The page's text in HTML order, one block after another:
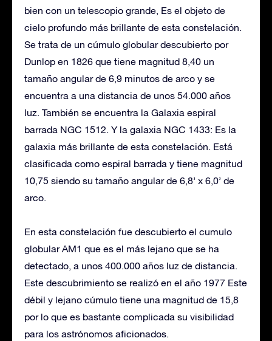
bien con un telescopio grande, Es el objeto de
cielo profundo más brillante de esta constelación.
Se trata de un cúmulo globular descubierto por
Dunlop en 1826 que tiene magnitud 8,40 un
tamaño angular de 6,9 minutos de arco y se
encuentra a una distancia de unos 54.000 años
luz. También se encuentra la Galaxia espiral
barrada NGC 1512. Y la galaxia NGC 1433: Es la
galaxia más brillante de esta constelación. Está
clasificada como espiral barrada y tiene magnitud
10,75 siendo su tamaño angular de 6,8’ x 6,0’ de
arco.
En esta constelación fue descubierto el cumulo
globular AM1 que es el más lejano que se ha
detectado, a unos 400.000 años luz de distancia.
Este descubrimiento se realizó en el año 1977 Este
débil y lejano cúmulo tiene una magnitud de 15,8
por lo que es bastante complicada su visibilidad
para los astrónomos aficionados.